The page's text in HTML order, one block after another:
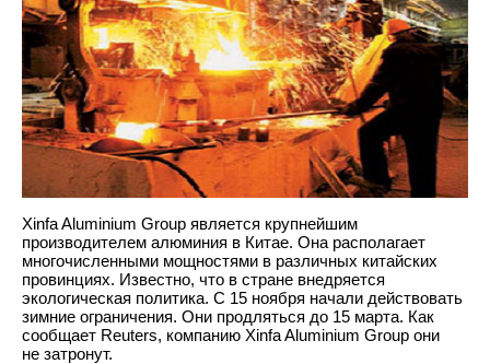
Xinfa Aluminium Group является крупнейшим
производителем алюминия в Китае. Она располагает
многочисленными мощностями в различных китайских
провинциях. Известно, что в стране внедряется
экологическая политика. С 15 ноября начали действовать
зимние ограничения. Они продляться до 15 марта. Как
сообщает Reuters, компанию Xinfa Aluminium Group они
не затронут.